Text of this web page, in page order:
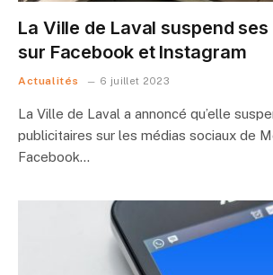
La Ville de Laval suspend
sur Facebook et Instagram
Actualités 6 juillet 2023
La Ville de Laval a annoncé qu’elle
publicitaires sur les médias sociaux de
Facebook…